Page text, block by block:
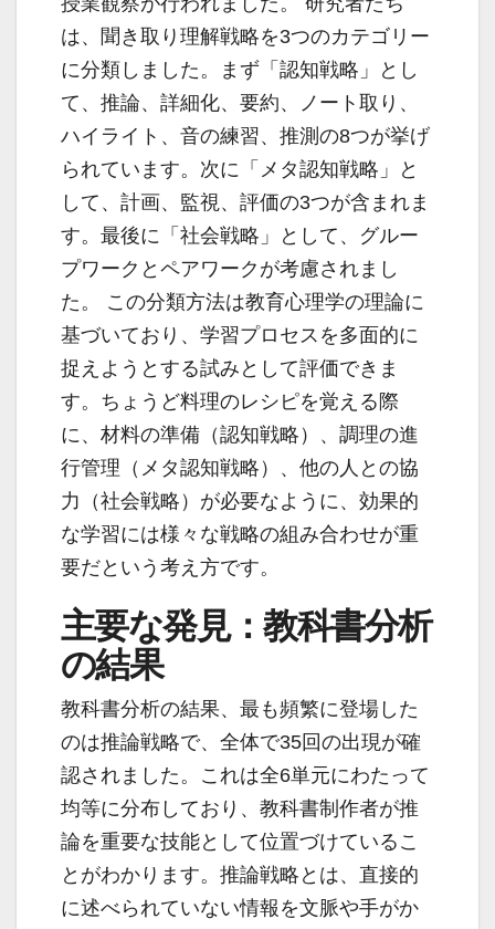
は、聞き取り理解戦略を3つのカテゴリー
に分類しました。まず「認知戦略」とし
て、推論、詳細化、要約、ノート取り、
ハイライト、音の練習、推測の8つが挙げ
られています。次に「メタ認知戦略」と
して、計画、監視、評価の3つが含まれま
す。最後に「社会戦略」として、グルー
プワークとペアワークが考慮されまし
た。 この分類方法は教育心理学の理論に
基づいており、学習プロセスを多面的に
捉えようとする試みとして評価できま
す。ちょうど料理のレシピを覚える際
に、材料の準備（認知戦略）、調理の進
行管理（メタ認知戦略）、他の人との協
力（社会戦略）が必要なように、効果的
な学習には様々な戦略の組み合わせが重
要だという考え方です。
主要な発見：教科書分析
の結果
教科書分析の結果、最も頻繁に登場した
のは推論戦略で、全体で35回の出現が確
認されました。これは全6単元にわたって
均等に分布しており、教科書制作者が推
論を重要な技能として位置づけているこ
とがわかります。推論戦略とは、直接的
に述べられていない情報を文脈や手がか